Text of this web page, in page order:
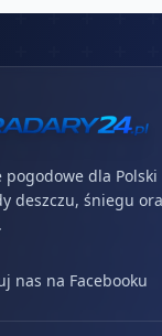
dla Polski
deszczu, śniegu
nas na Facebooku